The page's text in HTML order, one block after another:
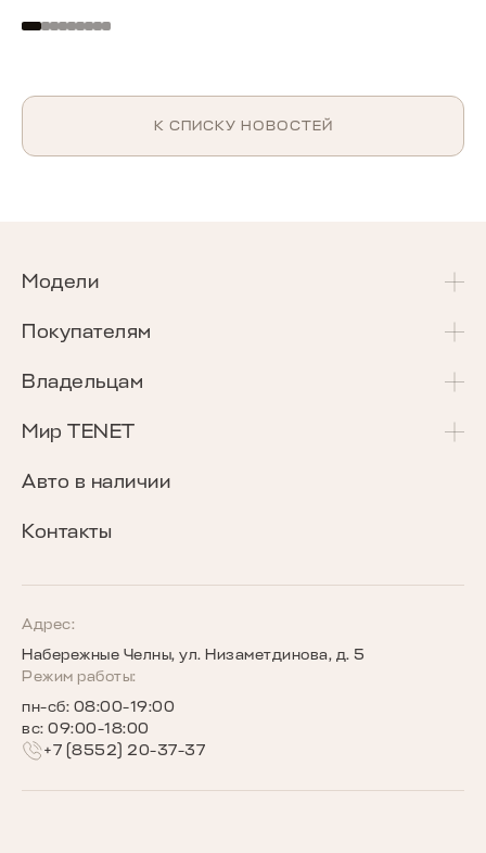
К СПИСКУ НОВОСТЕЙ
Модели
T4
T4L
T7
T8
Покупателям
Акции и спецпредложения
Калькулятор Трейд-Ин
Сравнение комплектаций
Кредитные программы
Программы страхования
Владельцам
Сервисные акции
Программа «Помощь в пути»
Гарантия
Запись на сервис
Мир TENET
О бренде
Награды TENET
Сообщество владельцев TENET
Беговое сообщество TENET
Авто в наличии
Контакты
Адрес:
Набережные Челны, ул. Низаметдинова, д. 5
Режим работы:
пн-сб: 08:00-19:00
вс: 09:00-18:00
+7 (8552) 20-37-37